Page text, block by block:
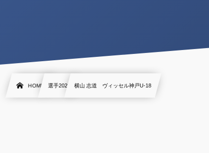
HOME 選手2022 横山 志道 ヴィッセル神戸U-18